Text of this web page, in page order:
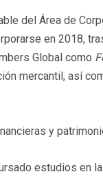
del Área de
en 2018,
Global como
mercantil, así
y
estudios en